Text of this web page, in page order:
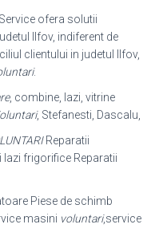
ofera solutii
Ilfov, indiferent de
clientului in judetul Ilfov,
.
, combine, lazi, vitrine
, Stefanesti, Dascalu,
Reparatii
lazi frigorifice Reparatii
Piese de schimb
masini voluntari,service